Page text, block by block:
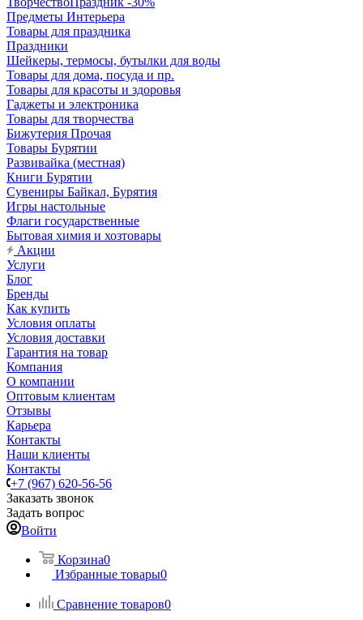
Предметы Интерьера
Товары для праздника
Праздники
Шейкеры, термосы, бутылки для воды
Товары для дома, посуда и пр.
Товары для красоты и здоровья
Гаджеты и электроника
Товары для творчества
Бижутерия Прочая
Товары Бурятии
Развивайка (местная)
Книги Бурятии
Сувениры Байкал, Бурятия
Игры настольные
Флаги государственные
Бытовая химия и хозтовары
Акции
Услуги
Блог
Бренды
Как купить
Условия оплаты
Условия доставки
Гарантия на товар
Компания
О компании
Оптовым клиентам
Отзывы
Карьера
Контакты
Наши клиенты
Контакты
+7 (967) 620-56-56
Заказать звонок
Задать вопрос
Войти
Корзина0
Избранные товары0
Сравнение товаров0